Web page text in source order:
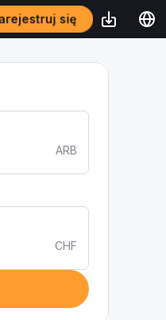
się
ARB
CHF